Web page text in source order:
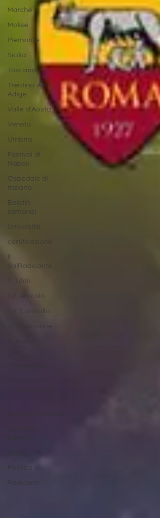
Marche
Molise
Piemonte
Sicilia
Toscana
Trentino-Alto
Adige
Valle d'Aosta
Veneto
Umbria
Festival di
Napoli
Ospedale di
Italiano
Boletín
semanal
Università
certificazione
Il
ValRadicante
1. Titoli
1.2. Articolo
1.3. Controllo
2. Traduzione
Leggi
Politica
Radicanti